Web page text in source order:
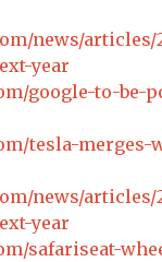
news/articles/
year
google-to-be-
tesla-
news/articles/
year
safariseat-